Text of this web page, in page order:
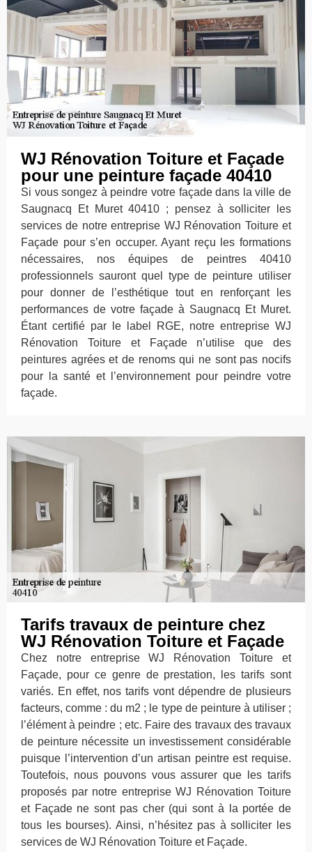
WJ Rénovation Toiture et Façade
pour une peinture façade 40410
Si vous songez à peindre votre façade dans la ville de
Saugnacq Et Muret 40410 ; pensez à solliciter les
services de notre entreprise WJ Rénovation Toiture et
Façade pour s’en occuper. Ayant reçu les formations
nécessaires, nos équipes de peintres 40410
professionnels sauront quel type de peinture utiliser
pour donner de l’esthétique tout en renforçant les
performances de votre façade à Saugnacq Et Muret.
Étant certifié par le label RGE, notre entreprise WJ
Rénovation Toiture et Façade n’utilise que des
peintures agrées et de renoms qui ne sont pas nocifs
pour la santé et l’environnement pour peindre votre
façade.
Tarifs travaux de peinture chez
WJ Rénovation Toiture et Façade
Chez notre entreprise WJ Rénovation Toiture et
Façade, pour ce genre de prestation, les tarifs sont
variés. En effet, nos tarifs vont dépendre de plusieurs
facteurs, comme : du m2 ; le type de peinture à utiliser ;
l’élément à peindre ; etc. Faire des travaux des travaux
de peinture nécessite un investissement considérable
puisque l’intervention d’un artisan peintre est requise.
Toutefois, nous pouvons vous assurer que les tarifs
proposés par notre entreprise WJ Rénovation Toiture
et Façade ne sont pas cher (qui sont à la portée de
tous les bourses). Ainsi, n’hésitez pas à solliciter les
services de WJ Rénovation Toiture et Façade.